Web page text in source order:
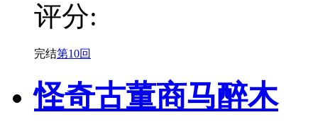
评分:
完结第10回
怪奇古董商马醉木